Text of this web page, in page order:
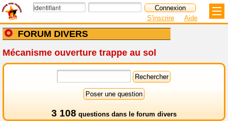
FORUM DIVERS
S'inscrire Aide
Mécanisme ouverture trappe au sol
3 108 questions dans le forum divers